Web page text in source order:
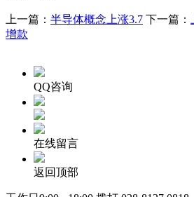
上一篇： 半导体概念上涨3.7 下一篇：
增款
QQ咨询
在线留言
返回顶部